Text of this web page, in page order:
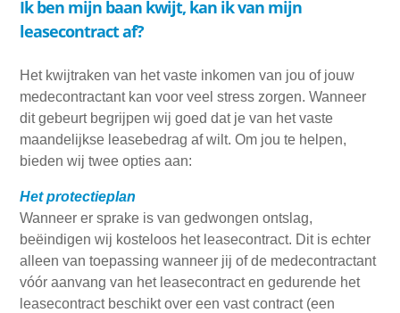
Ik ben mijn baan kwijt, kan ik van mijn
leasecontract af?
Het kwijtraken van het vaste inkomen van jou of jouw
medecontractant kan voor veel stress zorgen. Wanneer
dit gebeurt begrijpen wij goed dat je van het vaste
maandelijkse leasebedrag af wilt. Om jou te helpen,
bieden wij twee opties aan:
Het protectieplan
Wanneer er sprake is van gedwongen ontslag,
beëindigen wij kosteloos het leasecontract. Dit is echter
alleen van toepassing wanneer jij of de medecontractant
vóór aanvang van het leasecontract en gedurende het
leasecontract beschikt over een vast contract (een